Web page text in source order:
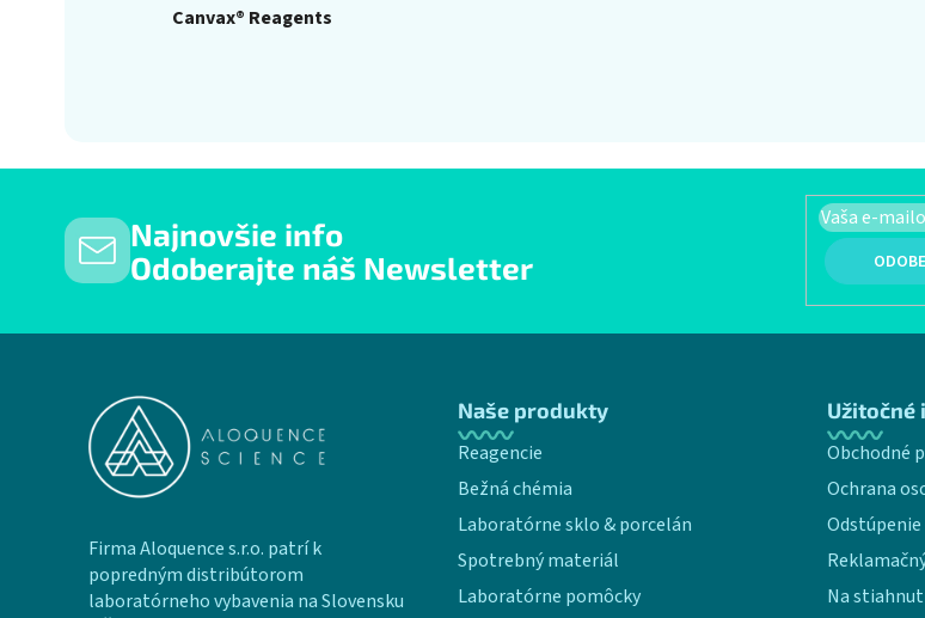
Canvax® Reagents
Najnovšie info
Odoberajte náš Newsletter
Firma Aloquence s.r.o. patrí k
popredným distribútorom
laboratórneho vybavenia na Slovensku
Naše produkty
Reagencie
Bežná chémia
Laboratórne sklo & porcelán
Spotrebný materiál
Laboratórne pomôcky
Užitočné
Obchodné
Ochrana
Na